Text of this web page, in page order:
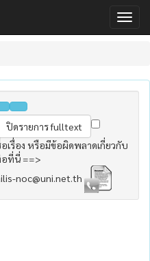
เรื่อง หรือมีข้อผิดพลาดเกี่ยวกับ
อที่นี่ ==>
noc@uni.net.th